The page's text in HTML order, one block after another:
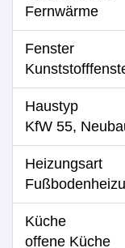
Fernwärme
Fenster
Haustyp
KfW 55,
Heizungsart
Küche
offene Küche